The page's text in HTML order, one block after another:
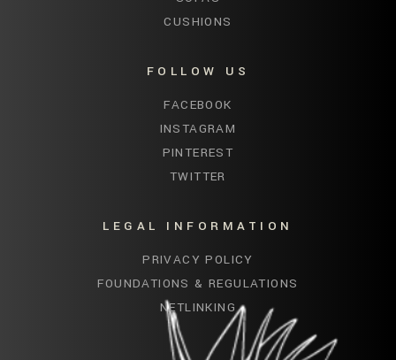
CUSHIONS
FOLLOW US
FACEBOOK
INSTAGRAM
PINTEREST
TWITTER
LEGAL INFORMATION
PRIVACY POLICY
FOUNDATIONS & REGULATIONS
NETLINKING